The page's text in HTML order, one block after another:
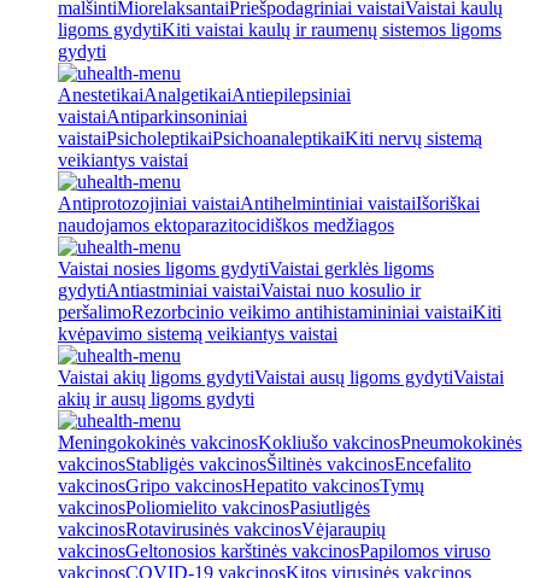
malšintiMiorelaksantaiPriešpodagriniai vaistaiVaistai kaulų
ligoms gydytiKiti vaistai kaulų ir raumenų sistemos ligoms
gydyti
AnestetikaiAnalgetikaiAntiepilepsiniai
vaistaiAntiparkinsoniniai
vaistaiPsicholeptikaiPsichoanaleptikaiKiti nervų sistemą
veikiantys vaistai
Antiprotozojiniai vaistaiAntihelmintiniai vaistaiIšoriškai
naudojamos ektoparazitocidiškos medžiagos
Vaistai nosies ligoms gydytiVaistai gerklės ligoms
gydytiAntiastminiai vaistaiVaistai nuo kosulio ir
peršalimoRezorbcinio veikimo antihistamininiai vaistaiKiti
kvėpavimo sistemą veikiantys vaistai
Vaistai akių ligoms gydytiVaistai ausų ligoms gydytiVaistai
akių ir ausų ligoms gydyti
Meningokokinės vakcinosKokliušo vakcinosPneumokokinės
vakcinosStabligės vakcinosŠiltinės vakcinosEncefalito
vakcinosGripo vakcinosHepatito vakcinosTymų
vakcinosPoliomielito vakcinosPasiutligės
vakcinosRotavirusinės vakcinosVėjaraupių
vakcinosGeltonosios karštinės vakcinosPapilomos viruso
vakcinosCOVID-19 vakcinosKitos virusinės vakcinos